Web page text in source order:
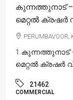
കുന്നത്തുനാട് –
മെറ്റൽ ക്രഷർ
1.കുന്നത്തുനാട്
മെറ്റൽ ക്രഷർ
21462
COMMERCIAL